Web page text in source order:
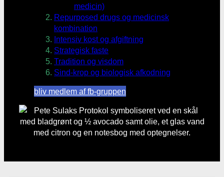
medicin)
Repurposed drugs og medicinsk
kombination
Intensiv kost og afgiftning
Strategisk faste
Tradition og visdom
Sind-krop og biologisk afkodning
bliv medlem af fb-gruppen